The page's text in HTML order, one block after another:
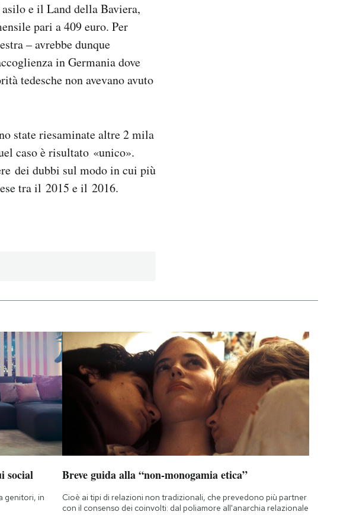
e il Land della Baviera,
pari a 409 euro. Per
– avrebbe dunque
in Germania dove
tedesche non avevano avuto
state riesaminate altre 2 mila
caso è risultato «unico».
dei dubbi sul modo in cui più
tra il 2015 e il 2016.
social
genitori, in
Breve guida alla “non-monogamia etica”
Cioè ai tipi di relazioni non tradizionali, che prevedono più partner
con il consenso dei coinvolti: dal poliamore all'anarchia relazionale